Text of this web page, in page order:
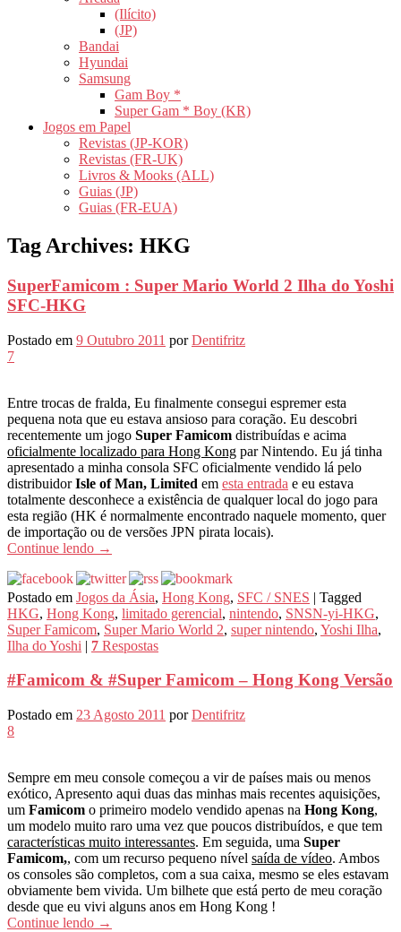
(Ilícito)
(JP)
Bandai
Hyundai
Samsung
Gam Boy *
Super Gam * Boy (KR)
Jogos em Papel
Revistas (JP-KOR)
Revistas (FR-UK)
Livros & Mooks (ALL)
Guias (JP)
Guias (FR-EUA)
Tag Archives: HKG
SuperFamicom : Super Mario World 2 Ilha do Yoshi
SFC-HKG
Postado em 9 Outubro 2011 porDentifritz
7
Entre trocas de fralda, Eu finalmente consegui espremer esta
pequena nota que eu estava ansioso para coração. Eu descobri
recentemente um jogo Super Famicom distribuídas e acima
oficialmente localizado para Hong Kong par Nintendo. Eu já tinha
apresentado a minha consola SFC oficialmente vendido lá pelo
distribuidorIsle of Man, Limited em esta entrada e eu estava
totalmente desconhece a existência de qualquer local do jogo para
esta região (HK é normalmente encontrado naquele momento, quer
de importação ou de versões JPN pirata locais).
Continue lendo →
Postado em Jogos da Ásia, Hong Kong, SFC / SNES | Tagged
HKG, Hong Kong, limitado gerencial, nintendo, SNSN-yi-HKG,
Super Famicom, Super Mario World 2, super nintendo, Yoshi Ilha,
Ilha do Yoshi | 7 Respostas
#Famicom & #Super Famicom – Hong Kong Versão
Postado em 23 Agosto 2011 porDentifritz
8
Sempre em meu console começou a vir de países mais ou menos
exótico, Apresento aqui duas das minhas mais recentes aquisições,
um Famicom o primeiro modelo vendido apenas na Hong Kong,
um modelo muito raro uma vez que poucos distribuídos, e que tem
características muito interessantes. Em seguida, uma Super
Famicom,, com um recurso pequeno nível saída de vídeo. Ambos
os consoles são completos, com a sua caixa, mesmo se eles estavam
obviamente bem vivida. Um bilhete que está perto de meu coração
desde que eu vivi alguns anos em Hong Kong !
Continue lendo →